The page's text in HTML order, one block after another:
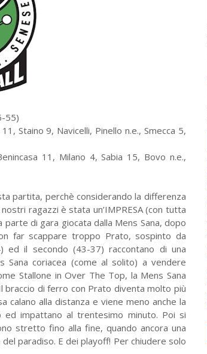
55)
Staino 9, Navicelli, Pinello n.e., Smecca 5,
11, Milano 4, Sabia 15, Bovo n.e.,
partita, perchè considerando la differenza
ragazzi è stata un’IMPRESA (con tutta
parte di gara giocata dalla Mens Sana, dopo
far scappare troppo Prato, sospinto da
ed il secondo (43-37) raccontano di una
coriacea (come al solito) a vendere
Stallone in Over The Top, la Mens Sana
braccio di ferro con Prato diventa molto più
calano alla distanza e viene meno anche la
ed impattano al trentesimo minuto. Poi si
stretto fino alla fine, quando ancora una
paradiso. E dei playoff! Per chiudere solo